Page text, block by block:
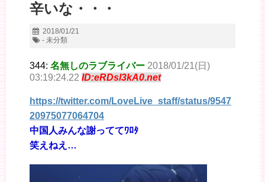
辛いな・・・
2018/01/21
- 未分類
344: 名無しのラブライバー 2018/01/21(日)
03:19:24.22 ID:eRDsl3kA0.net
https://twitter.com/LoveLive_staff/status/9547
20975077064704
中国人みんな謝っててﾜﾛﾀ
笑えねえ…